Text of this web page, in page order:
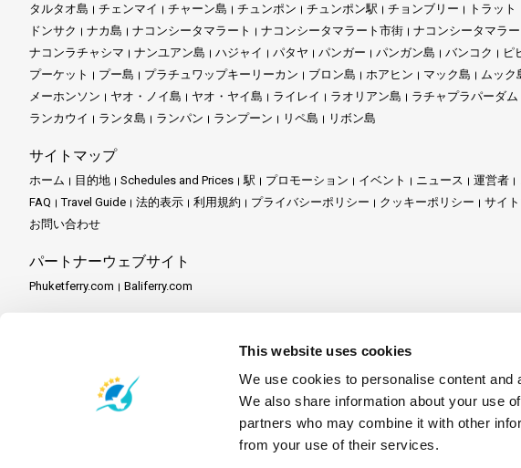
This website uses cookies
We use cookies to personalise content
We also share information about your use
partners who may combine it with other
from your use of their services.
タルタオ島
チェンマイ チャーン島 チュンポン チュンポン駅 チョンブリー トラット
ドンサク
ナカ島 ナコンシータマラート ナコンシータマラート市街
ナコンシータマラ
ナコンラチャシマ
ナンユアン島 ハジャイ パタヤ パンガー パンガン島 バンコク
ピ
プーケット
プー島 プラチュワップキーリーカン ブロン島 ホアヒン マック島
ムック
メーホンソン
ヤオ・ノイ島 ヤオ・ヤイ島 ライレイ ラオリアン島 ラチャプラパーダム
ランカウイ
ランタ島 ランパン ランプーン リペ島 リボン島
サイトマップ
ホーム 目的地 Schedules and Prices 駅 プロモーション イベント ニュース 運営者
FAQ
Travel Guide 法的表示 利用規約 プライバシーポリシー クッキーポリシー
サイ
お問い合わせ
パートナーウェブサイト
Phuketferry.com Baliferry.com
パートナーになる Travel Agent Program